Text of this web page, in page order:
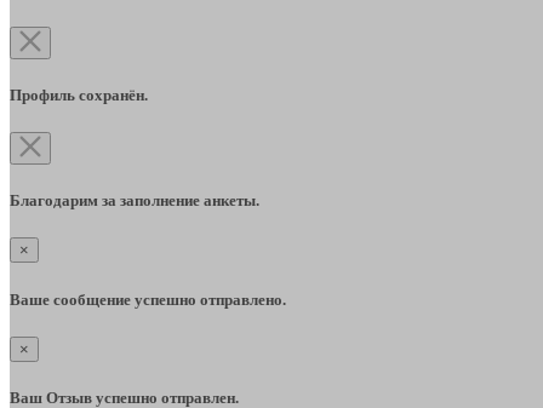
Профиль сохранён.
Благодарим за заполнение анкеты.
×
Ваше сообщение успешно отправлено.
×
Ваш Отзыв успешно отправлен.